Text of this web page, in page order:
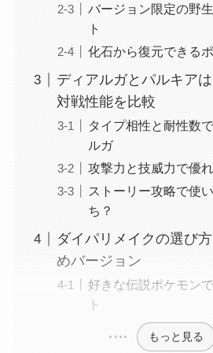
バージョン限定の野
ト
化石から復元できる
ディアルガとパルキア
対戦性能を比較
タイプ相性と耐性数
ルガ
攻撃力と技威力で優
ストーリー攻略で使
ち？
ダイパリメイクの選び
めバージョン
好きな伝説ポケモン
ト
もっと見る